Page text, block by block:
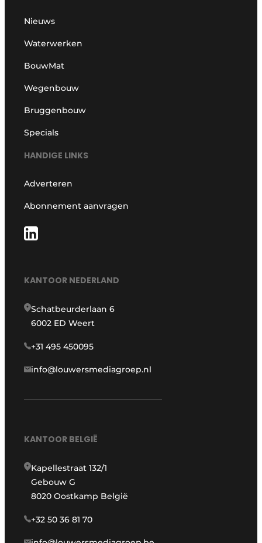
Nieuws
Waterwerken
BouwMat
Wegenbouw
Bruggenbouw
Specials
HANDIGE LINKS
Adverteren
Abonnement aanvragen
KANTOOR NEDERLAND
Schatbeurderlaan 6
6002 ED Weert
+31 495 450095
info@louwersmediagroep.nl
KANTOOR BELGIË
Kapellestraat 132/1
Gebouw G
8020 Oostkamp België
+32 50 36 81 70